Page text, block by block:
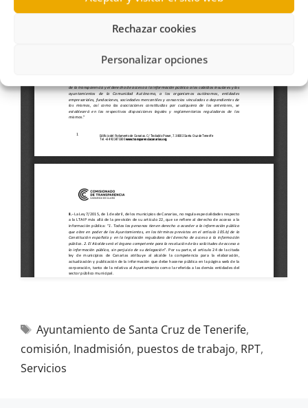
Rechazar cookies
Personalizar opciones
Ayuntamiento de Santa Cruz de Tenerife,
comisión, Inadmisión, puestos de trabajo, RPT,
Servicios